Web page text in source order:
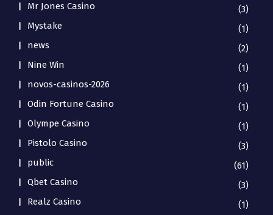
Mr Jones Casino
(3)
Mystake
(1)
news
(2)
Nine Win
(1)
novos-casinos-2026
(1)
Odin Fortune Casino
(1)
Olympe Casino
(1)
Pistolo Casino
(3)
public
(61)
Qbet Casino
(3)
Realz Casino
(1)